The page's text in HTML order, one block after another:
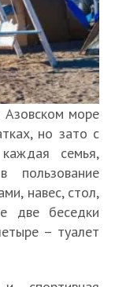
Азовском море
но зато с
семья,
пользование
навес, стол,
две беседки
– туалет